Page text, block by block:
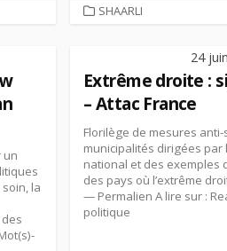
CATEGORIES
SHAARLI
un
la
24
Extrême droite :
– Attac France
Florilège de mesures
municipalités dirigées par
national et des exemples
des pays où l’extrême
— Permalien A lire sur :
politique